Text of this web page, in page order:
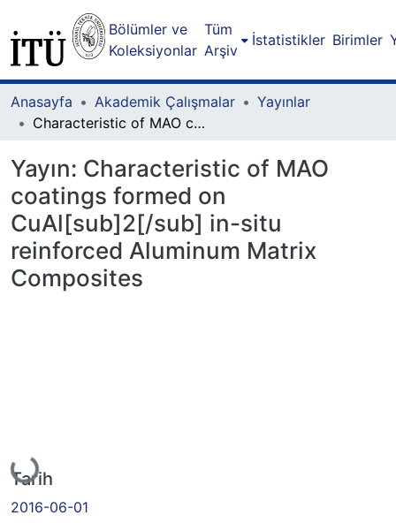
Bölümler ve
Koleksiyonlar
Tüm
Arşiv
İstatistikler Birimler
Anasayfa Akademik Çalışmalar
Yayınlar
Characteristic of MAO coatings formed on CuAl[sub]2[/sub] in-situ reinforced Aluminum Matrix Composites
Yayın: Characteristic of MAO
coatings formed on
CuAl[sub]2[/sub] in-situ
reinforced Aluminum Matrix
Composites
Yükleniyor...
Tarih
2016-06-01